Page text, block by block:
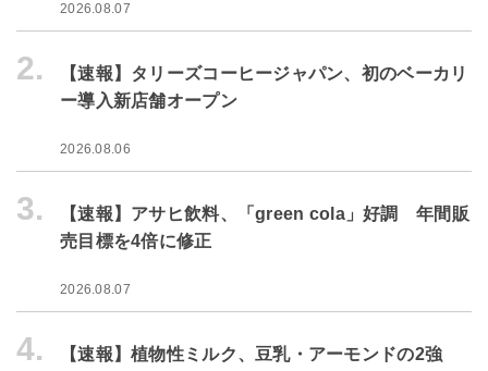
2026.08.07
2.
【速報】タリーズコーヒージャパン、初のベーカリ
ー導入新店舗オープン
2026.08.06
3.
【速報】アサヒ飲料、「green cola」好調 年間販
売目標を4倍に修正
2026.08.07
4.
【速報】植物性ミルク、豆乳・アーモンドの2強